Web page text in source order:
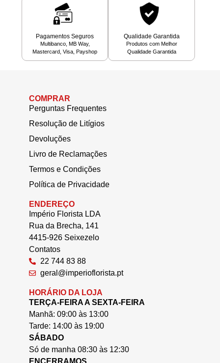
Pagamentos Seguros
Multibanco, MB Way,
Mastercard, Visa, Payshop
Qualidade Garantida
Produtos com Melhor
Qualidade Garantida
COMPRAR
Perguntas Frequentes
Resolução de Litígios
Devoluções
Livro de Reclamações
Termos e Condições
Política de Privacidade
ENDEREÇO
Império Florista LDA
Rua da Brecha, 141
4415-926 Seixezelo
Contatos
22 744 83 88
geral@imperioflorista.pt
HORÁRIO DA LOJA
TERÇA-FEIRA A SEXTA-FEIRA
Manhã: 09:00 às 13:00
Tarde: 14:00 às 19:00
SÁBADO
Só de manha 08:30 às 12:30